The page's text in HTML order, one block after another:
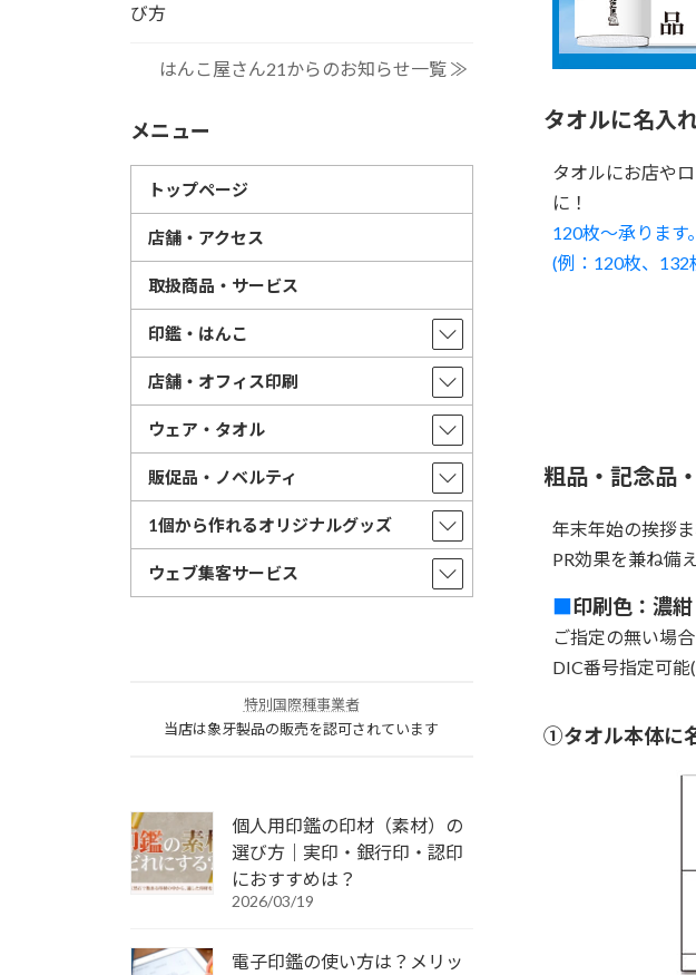
タオルに名入
タオルにお店や
に！
120枚～承ります
(例：120枚、
粗品・記念品
年末年始の挨拶
PR効果を兼ね備
■印刷色：濃
ご指定の無い場
DIC番号指定可
①タオル本体に
び方
はんこ屋さん21からのお知らせ一覧 ≫
メニュー
トップページ
店舗・アクセス
取扱商品・サービス
印鑑・はんこ
店舗・オフィス印刷
ウェア・タオル
販促品・ノベルティ
1個から作れるオリジナルグッズ
ウェブ集客サービス
特別国際種事業者
当店は象牙製品の販売を認可されています
個人用印鑑の印材（素材）の
選び方｜実印・銀行印・認印
におすすめは？
2026/03/19
電子印鑑の使い方は？メリッ